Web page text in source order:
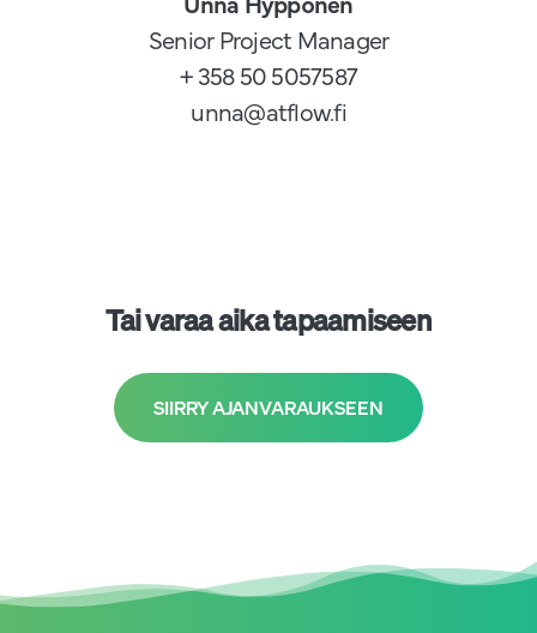
Senior Project Manager
+ 358 50 5057587
unna@atflow.fi
Tai varaa aika tapaamiseen
SIIRRY AJANVARAUKSEEN